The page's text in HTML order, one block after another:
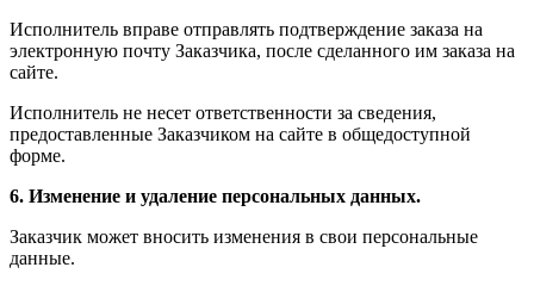
Исполнитель вправе отправлять подтверждение заказа на
электронную почту Заказчика, после сделанного им заказа на
сайте.
Исполнитель не несет ответственности за сведения,
предоставленные Заказчиком на сайте в общедоступной
форме.
6. Изменение и удаление персональных данных.
Заказчик может вносить изменения в свои персональные
данные.